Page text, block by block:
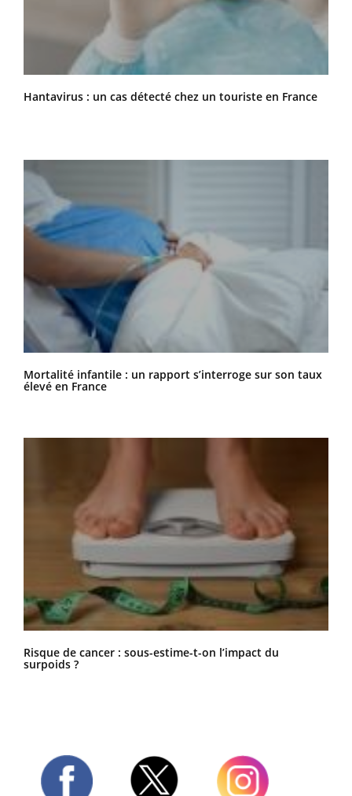
Hantavirus : un cas détecté chez un touriste en France
Mortalité infantile : un rapport s’interroge sur son taux
élevé en France
Risque de cancer : sous-estime-t-on l’impact du
surpoids ?